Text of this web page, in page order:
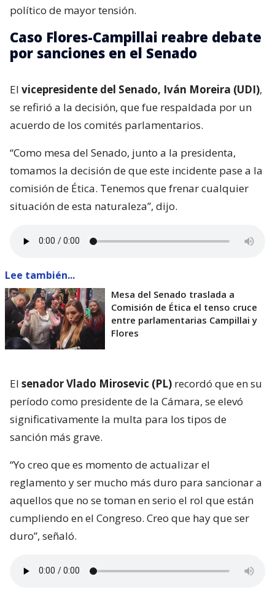
político de mayor tensión.
Caso Flores-Campillai reabre debate
por sanciones en el Senado
El vicepresidente del Senado, Iván Moreira (UDI),
se refirió a la decisión, que fue respaldada por un
acuerdo de los comités parlamentarios.
“Como mesa del Senado, junto a la presidenta,
tomamos la decisión de que este incidente pase a la
comisión de Ética. Tenemos que frenar cualquier
situación de esta naturaleza”, dijo.
Lee también...
Mesa del Senado traslada a
Comisión de Ética el tenso cruce
entre parlamentarias Campillai y
Flores
El senador Vlado Mirosevic (PL) recordó que en su
período como presidente de la Cámara, se elevó
significativamente la multa para los tipos de
sanción más grave.
“Yo creo que es momento de actualizar el
reglamento y ser mucho más duro para sancionar a
aquellos que no se toman en serio el rol que están
cumpliendo en el Congreso. Creo que hay que ser
duro”, señaló.